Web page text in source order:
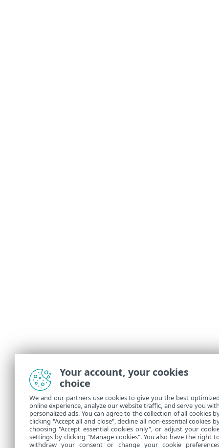
Your account, your cookies
choice
We and our partners use cookies to give you the best
online experience, analyze our website traffic, and serve you
personalized ads. You can agree to the collection of all cookies
clicking "Accept all and close", decline all non-essential cookies
choosing "Accept essential cookies only", or adjust your
settings by clicking "Manage cookies". You also have the right
withdraw your consent or change your cookie